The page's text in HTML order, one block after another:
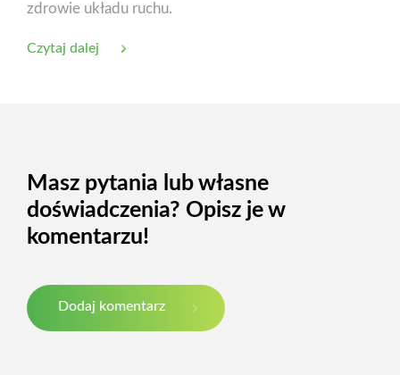
zdrowie układu ruchu.
Czytaj dalej
Masz pytania lub własne
doświadczenia? Opisz je w
komentarzu!
Dodaj komentarz